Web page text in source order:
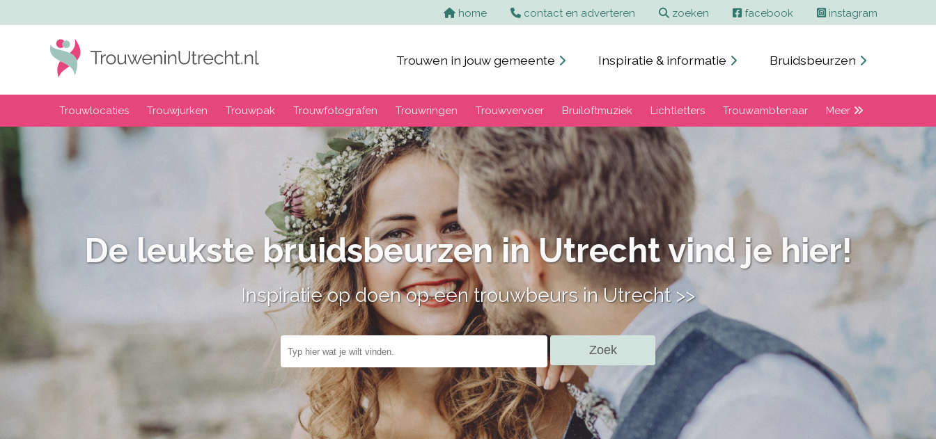
home contact en adverteren zoeken facebook instagram
Trouwen in jouw gemeente Inspiratie & informatie Bruidsbeurzen
Trouwlocaties Trouwjurken Trouwpak Trouwfotografen Trouwringen Trouwvervoer Bruiloftmuziek Lichtletters Trouwambtenaar Meer
De mooiste feestlocaties in Utrecht
Barn, Bohemian, Festival of een klassieke wedding >>